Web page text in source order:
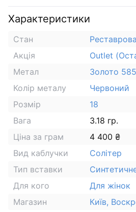
Характеристики
Стан
Акція
Outlet
Метал
Золото
Колір металу
Червоний
Розмір
18
Вага
3.18 гр.
Ціна за грам
4 400 ₴
Вид каблучки
Солітер
Тип вставки
Для кого
Для жінок
Магазин
Київ,